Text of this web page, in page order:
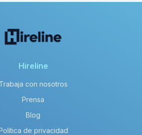
Hireline
Trabaja con nosotros
Prensa
Blog
de privacidad